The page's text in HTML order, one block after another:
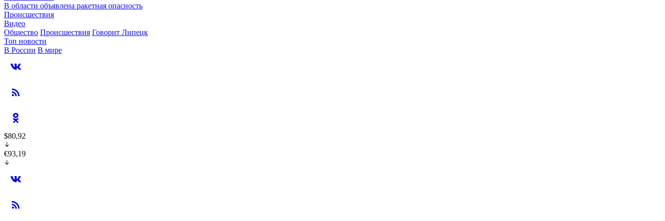
В области объявлена ракетная опасность
Происшествия
Видео
Общество Происшествия Говорит Липецк
Топ новости
В России В мире
$80,92
€93,19